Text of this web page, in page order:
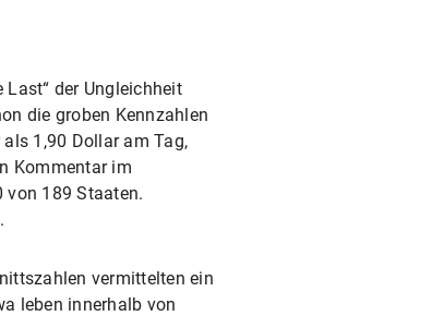
der Ungleichheit
die groben Kennzahlen
1,90 Dollar am Tag,
Kommentar im
von 189 Staaten.
vermittelten ein
leben innerhalb von